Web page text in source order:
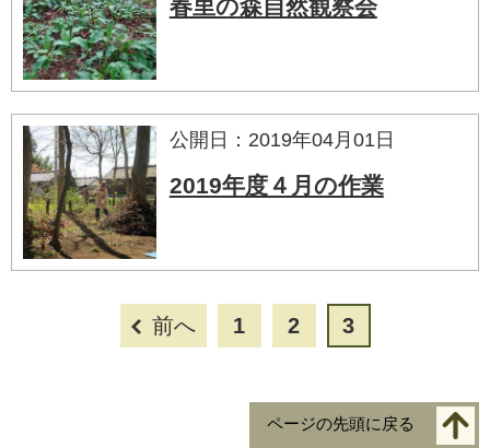
春里の森自然観察会
公開日：2019年04月01日
2019年度４月の作業
前へ 1 2 3
ページの先頭に戻る